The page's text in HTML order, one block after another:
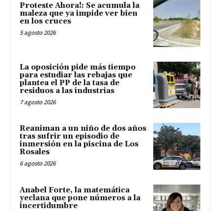
Proteste Ahora!: Se acumula la
maleza que ya impide ver bien
en los cruces
5 agosto 2026
La oposición pide más tiempo
para estudiar las rebajas que
plantea el PP de la tasa de
residuos a las industrias
7 agosto 2026
Reaniman a un niño de dos años
tras sufrir un episodio de
inmersión en la piscina de Los
Rosales
6 agosto 2026
Anabel Forte, la matemática
yeclana que pone números a la
incertidumbre